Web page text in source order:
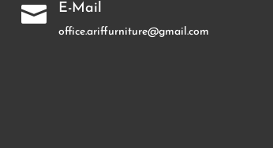
 E-Mail
office.ariffurniture@gmail.com